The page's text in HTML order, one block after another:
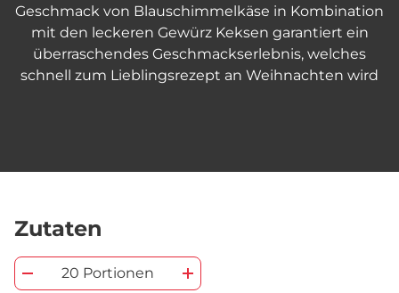
Geschmack von Blauschimmelkäse in Kombination
mit den leckeren Gewürz Keksen garantiert ein
überraschendes Geschmackserlebnis, welches
schnell zum Lieblingsrezept an Weihnachten wird
Zutaten
20 Portionen